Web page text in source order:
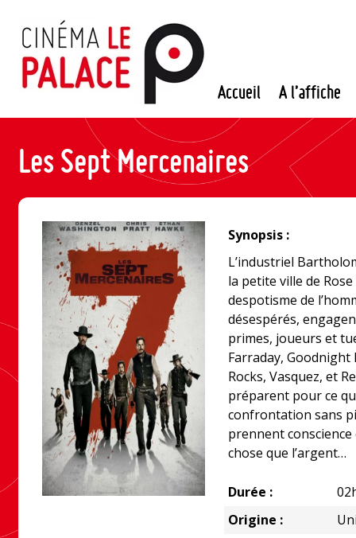
contenu
Accueil A l’affiche
Les Sept Mercenaires
Synopsis :
L’industriel
la petite ville de
despotisme de
désespérés,
primes, joueurs et
Farraday, Goodnight
Rocks, Vasquez, et
préparent pour ce
confrontation sans
prennent
chose que l’argent…
Durée :
Origine :